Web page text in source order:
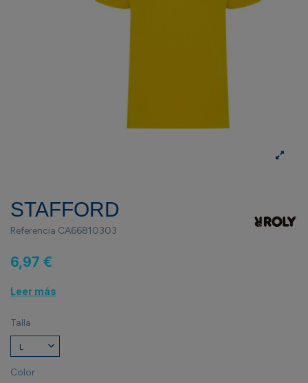
STAFFORD
Referencia CA66810303
6,97 €
Leer más
Talla
Color